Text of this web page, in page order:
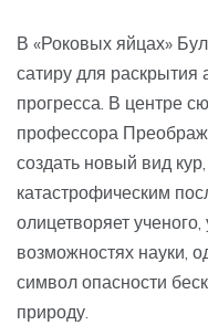
В «Роковых яйцах»
сатиру для раскрытия
прогресса. В центре
профессора
создать новый вид
катастрофическим
олицетворяет
возможностях науки,
символ опасности
природу.